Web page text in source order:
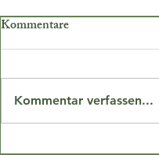
Kommentare
Kommentar verfassen...